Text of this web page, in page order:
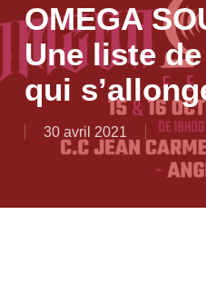
OMEGA
Une liste
qui
30 avril 2021